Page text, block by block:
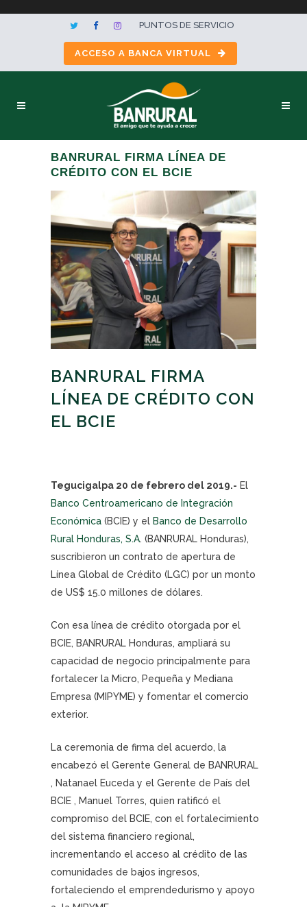
PUNTOS DE SERVICIO
ACCESO A BANCA VIRTUAL
BANRURAL FIRMA LÍNEA DE
CRÉDITO CON EL BCIE
BANRURAL FIRMA
LÍNEA DE CRÉDITO CON
EL BCIE
Tegucigalpa 20 de febrero del 2019.- El
Banco Centroamericano de Integración
Económica (BCIE) y el Banco de Desarrollo
Rural Honduras, S.A. (BANRURAL Honduras),
suscribieron un contrato de apertura de
Línea Global de Crédito (LGC) por un monto
de US$ 15.0 millones de dólares.
Con esa línea de crédito otorgada por el
BCIE, BANRURAL Honduras, ampliará su
capacidad de negocio principalmente para
fortalecer la Micro, Pequeña y Mediana
Empresa (MIPYME) y fomentar el comercio
exterior.
La ceremonia de firma del acuerdo, la
encabezó el Gerente General de BANRURAL
, Natanael Euceda y el Gerente de País del
BCIE , Manuel Torres, quien ratificó el
compromiso del BCIE, con el fortalecimiento
del sistema financiero regional,
incrementando el acceso al crédito de las
comunidades de bajos ingresos,
fortaleciendo el emprendedurismo y apoyo